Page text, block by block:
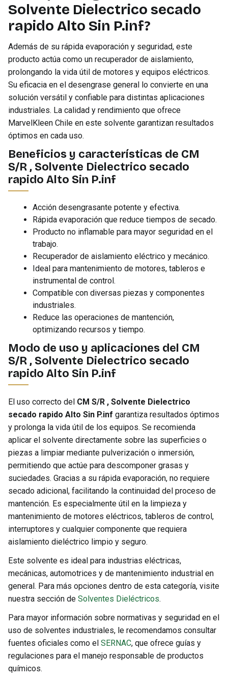
Solvente Dielectrico secado
rapido Alto Sin P.inf?
Además de su rápida evaporación y seguridad, este
producto actúa como un recuperador de aislamiento,
prolongando la vida útil de motores y equipos eléctricos.
Su eficacia en el desengrase general lo convierte en una
solución versátil y confiable para distintas aplicaciones
industriales. La calidad y rendimiento que ofrece
MarvelKleen Chile en este solvente garantizan resultados
óptimos en cada uso.
Beneficios y características de CM
S/R , Solvente Dielectrico secado
rapido Alto Sin P.inf
Acción desengrasante potente y efectiva.
Rápida evaporación que reduce tiempos de secado.
Producto no inflamable para mayor seguridad en el
trabajo.
Recuperador de aislamiento eléctrico y mecánico.
Ideal para mantenimiento de motores, tableros e
instrumental de control.
Compatible con diversas piezas y componentes
industriales.
Reduce las operaciones de mantención,
optimizando recursos y tiempo.
Modo de uso y aplicaciones del CM
S/R , Solvente Dielectrico secado
rapido Alto Sin P.inf
El uso correcto del CM S/R , Solvente Dielectrico
secado rapido Alto Sin P.inf garantiza resultados óptimos
y prolonga la vida útil de los equipos. Se recomienda
aplicar el solvente directamente sobre las superficies o
piezas a limpiar mediante pulverización o inmersión,
permitiendo que actúe para descomponer grasas y
suciedades. Gracias a su rápida evaporación, no requiere
secado adicional, facilitando la continuidad del proceso de
mantención. Es especialmente útil en la limpieza y
mantenimiento de motores eléctricos, tableros de control,
interruptores y cualquier componente que requiera
aislamiento dieléctrico limpio y seguro.
Este solvente es ideal para industrias eléctricas,
mecánicas, automotrices y de mantenimiento industrial en
general. Para más opciones dentro de esta categoría, visite
nuestra sección de Solventes Dieléctricos.
Para mayor información sobre normativas y seguridad en el
uso de solventes industriales, le recomendamos consultar
fuentes oficiales como el SERNAC, que ofrece guías y
regulaciones para el manejo responsable de productos
químicos.